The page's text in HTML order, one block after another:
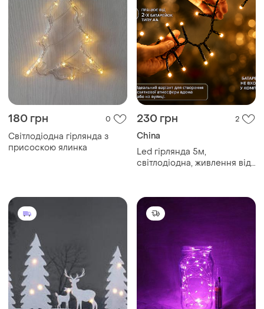
180 грн 0
Світлодіодна гірлянда з
присоскою ялинка
230 грн 2
China
Led гірлянда 5м,
світлодіодна, живлення від